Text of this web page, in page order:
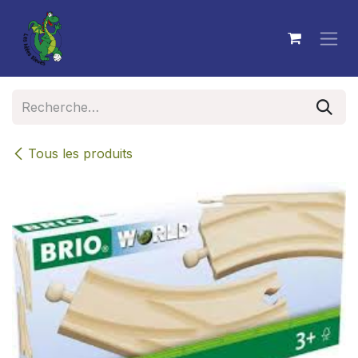
Se rendre au contenu
Tous les produits